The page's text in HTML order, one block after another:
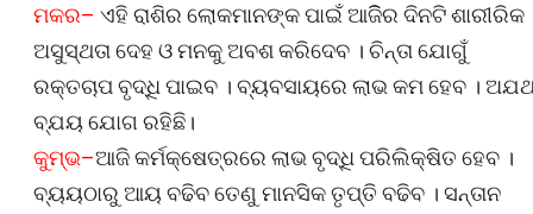
ମକର– ଏହି ରାଶିର ଲୋକମାନଙ୍କ ପାଇଁ ଆଜିିର ଦିନଟି ଶାରୀରିକ
ଅସୁସ୍ଥତା ଦେହ ଓ ମନକୁ ଅବଶ କରିଦେବ । ଚିନ୍ତା ଯୋଗୁଁ
ରକ୍ତଚାପ ବୃଦ୍ଧି ପାଇବ । ବ୍ୟବସାୟରେ ଲାଭ କମ ହେବ ।
ବ୍ଯୟ ଯୋଗ ରହିଛି।
କୁମ୍ଭ–ଆଜି କର୍ମକ୍ଷେତ୍ରରେ ଲାଭ ବୃଦ୍ଧି ପରିଲିକ୍ଷିତ ହେବ ।
ବ୍ୟୟଠାରୁ ଆୟ ବଢିବ ତେଣୁ ମାନସିକ ତୃପ୍ତି ବଢିବ । ସନ୍ତାନ